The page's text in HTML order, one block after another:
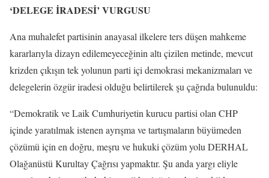
‘DELEGE İRADESİ’ VURGUSU
Ana muhalefet partisinin anayasal ilkelere ters düşen mahkeme
kararlarıyla dizayn edilemeyeceğinin altı çizilen metinde, mevcut
krizden çıkışın tek yolunun parti içi demokrasi mekanizmaları ve
delegelerin özgür iradesi olduğu belirtilerek şu çağrıda bulunuldu:
“Demokratik ve Laik Cumhuriyetin kurucu partisi olan CHP
içinde yaratılmak istenen ayrışma ve tartışmaların büyümeden
çözümü için en doğru, meşru ve hukuki çözüm yolu DERHAL
Olağanüstü Kurultay Çağrısı yapmaktır. Şu anda yargı eliyle